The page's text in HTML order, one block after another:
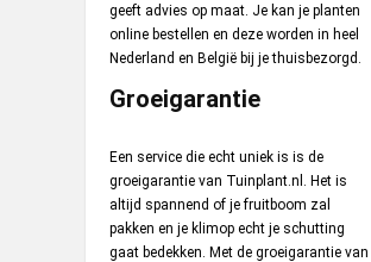
geeft advies op maat. Je kan je planten
online bestellen en deze worden in heel
Nederland en België bij je thuisbezorgd.
Groeigarantie
Een service die echt uniek is is de
groeigarantie van Tuinplant.nl. Het is
altijd spannend of je fruitboom zal
pakken en je klimop echt je schutting
gaat bedekken. Met de groeigarantie van